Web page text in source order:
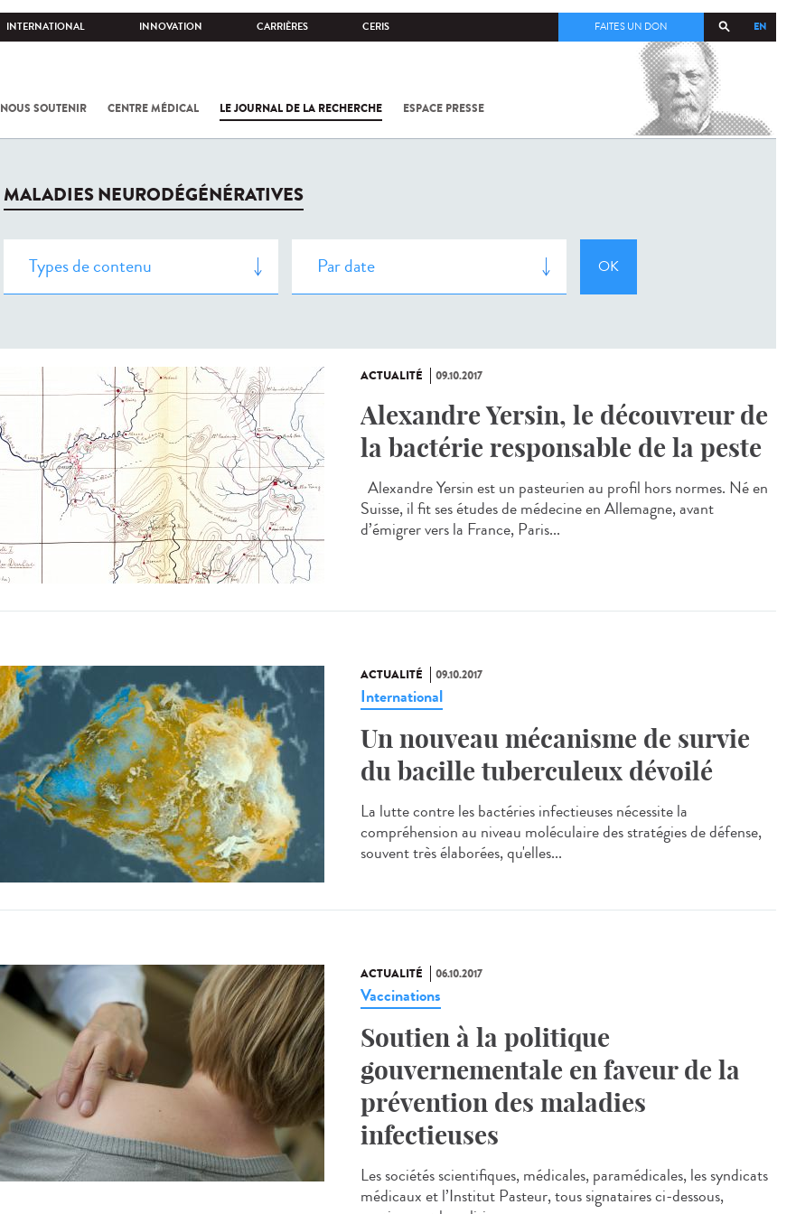
INTERNATIONAL INNOVATION CARRIÈRES CERIS EN
FAITES UN DON
NOUS SOUTENIR CENTRE MÉDICAL LE JOURNAL DE LA RECHERCHE ESPACE PRESSE
COV-2 /
MALADIES NEURODÉGÉNÉRATIVES
ACTUALITÉ 09.10.2017
Alexandre Yersin, le découvreur de
la bactérie responsable de la peste
Alexandre Yersin est un pasteurien au profil hors normes. Né en
Suisse, il fit ses études de médecine en Allemagne, avant
d’émigrer vers la France, Paris...
ACTUALITÉ 09.10.2017
International
Un nouveau mécanisme de survie
du bacille tuberculeux dévoilé
La lutte contre les bactéries infectieuses nécessite la
compréhension au niveau moléculaire des stratégies de défense,
souvent très élaborées, qu'elles...
ACTUALITÉ 06.10.2017
Vaccinations
Soutien à la politique
gouvernementale en faveur de la
prévention des maladies
infectieuses
Les sociétés scientifiques, médicales, paramédicales, les syndicats
médicaux et l’Institut Pasteur, tous signataires ci-dessous,